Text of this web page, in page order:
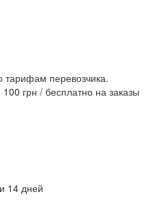
тарифам перевозчика.
100 грн / бесплатно на заказы
14 дней